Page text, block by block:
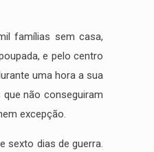
famílias sem casa,
e pelo centro
uma hora a sua
não conseguiram
excepção.
sexto dias de guerra.